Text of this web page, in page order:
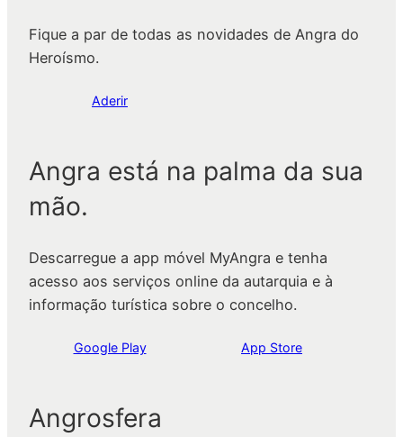
Fique a par de todas as novidades de Angra do
Heroísmo.
Aderir
Angra está na palma da sua
mão.
Descarregue a app móvel MyAngra e tenha
acesso aos serviços online da autarquia e à
informação turística sobre o concelho.
Google Play App Store
Angrosfera